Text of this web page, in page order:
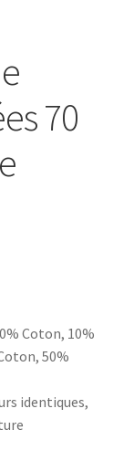
70
Coton, 10%
50%
identiques,